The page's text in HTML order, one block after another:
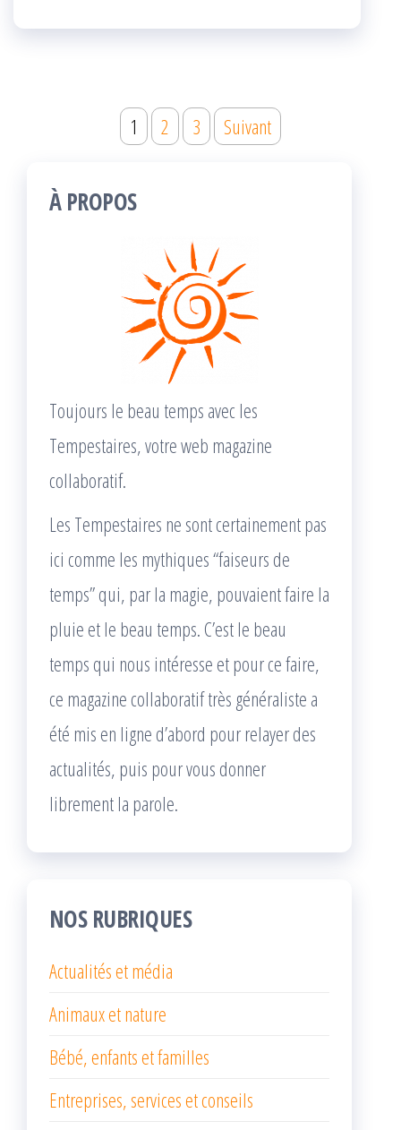
Navigation
articles
1 2 3 Suivant
À PROPOS
Toujours le beau temps avec les
Tempestaires, votre web magazine
collaboratif.
Les Tempestaires ne sont certainement pas
ici comme les mythiques “faiseurs de
temps” qui, par la magie, pouvaient faire la
pluie et le beau temps. C’est le beau
temps qui nous intéresse et pour ce faire,
ce magazine collaboratif très généraliste a
été mis en ligne d’abord pour relayer des
actualités, puis pour vous donner
librement la parole.
NOS RUBRIQUES
Actualités et média
Animaux et nature
Bébé, enfants et familles
Entreprises, services et conseils